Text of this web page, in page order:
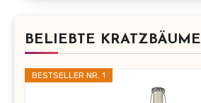
BELIEBTE KRATZBÄUME
BESTSELLER NR. 1